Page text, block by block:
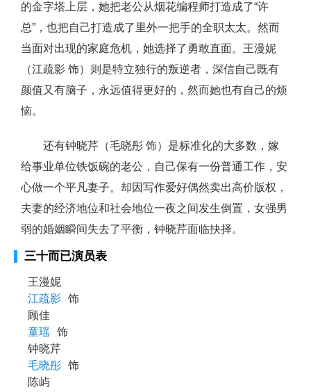
的金字塔上层，她把老公从烟花编程师打造成了“许
总”，也把自己打造成了里外一把手的全职太太。然而
当面对出现的家庭危机，她选择了勇敢直面。王漫妮
（江疏影 饰）则是特立独行的叛逆者，深信自己既有
颜值又有脑子，永远值得更好的，然而她也有自己的烦
恼。
还有钟晓芹（毛晓彤 饰）是标准化的大多数，嫁
给事业单位铁饭碗的老公，自己保有一份普通工作，安
心做一个平凡妻子。却因写作爱好偶然卖出高价版权，
夫妻的经济地位和社会地位一夜之间发生倒置，女强男
弱的婚姻瞬间失去了平衡，钟晓芹面临抉择。
三十而已演员表
王漫妮
江疏影 饰
顾佳
童瑶 饰
钟晓芹
毛晓彤 饰
陈屿